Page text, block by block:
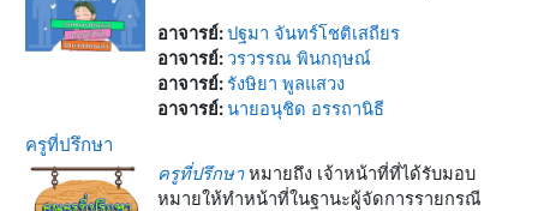
อาจารย์:ปฐมา จันทร์โชติเสถียร
อาจารย์: วรวรรณ พินกฤษณ์
อาจารย์:รังษิยา พูลแสวง
อาจารย์:นายอนุชิด อรรถานิธี
ครูที่ปรึกษา
ครูที่ปรึกษาหมายถึง เจ้าหน้าที่ที่ได้รับมอบ
หมายให้ทำหน้าที่ในฐานะผู้จัดการรายกรณี